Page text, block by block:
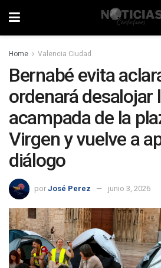
Home Valencia Ciudad
Bernabé evita
ordenará desalojar
acampada de la
Virgen y vuelve a
diálogo
por José Perez junio 3, 2026